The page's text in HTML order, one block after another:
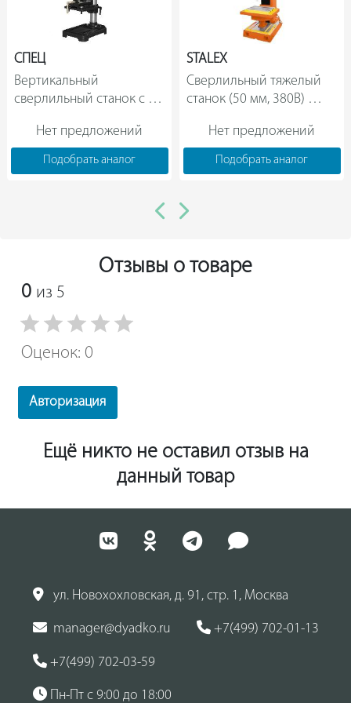
СПЕЦ
Вертикальный
сверлильный станок с
16 СПЕЦ-3262
Нет предложений
Подобрать аналог
STALEX
Сверлильный тяжелый
станок (50 мм, 380В)
10303450
Нет предложений
Подобрать аналог
Отзывы о товаре
0 из 5
Оценок: 0
Авторизация
Ещё никто не оставил отзыв на
данный товар
ул. Новохохловская, д. 91, стр. 1, Москва
manager@dyadko.ru +7(499) 702-01-13
+7(499) 702-03-59
Пн-Пт с 9:00 до 18:00